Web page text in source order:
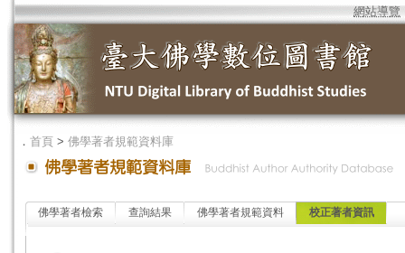
網站導覽
． 首頁 > 佛學著者規範資料庫
佛學著者檢索 查詢結果 佛學著者規範資料 校正著者資訊